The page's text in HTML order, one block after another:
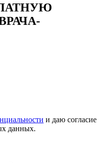
и даю согласие
данных.